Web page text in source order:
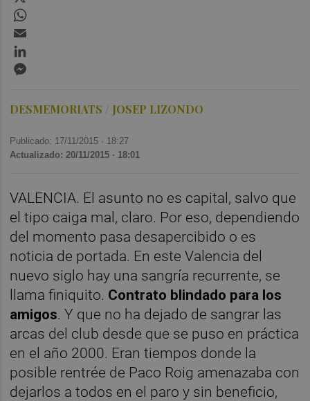
DESMEMORIATS / JOSEP LIZONDO
Publicado: 17/11/2015 · 18:27
Actualizado: 20/11/2015 · 18:01
VALENCIA. El asunto no es capital, salvo que
el tipo caiga mal, claro. Por eso, dependiendo
del momento pasa desapercibido o es
noticia de portada. En este Valencia del
nuevo siglo hay una sangría recurrente, se
llama finiquito. Contrato blindado para los
amigos. Y que no ha dejado de sangrar las
arcas del club desde que se puso en práctica
en el año 2000. Eran tiempos donde la
posible rentrée de Paco Roig amenazaba con
dejarlos a todos en el paro y sin beneficio,